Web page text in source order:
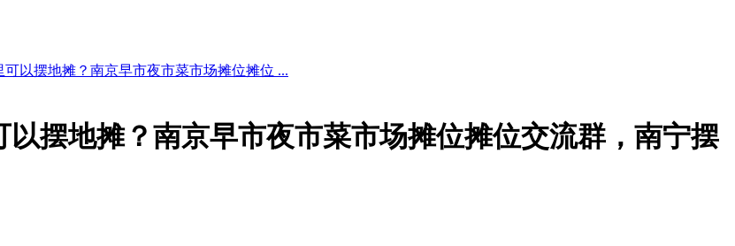
可以摆地摊？南京早市夜市菜市场摊位摊位 ...
以摆地摊？南京早市夜市菜市场摊位摊位交流群，南宁摆